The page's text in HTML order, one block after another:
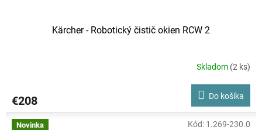
Kärcher - Robotický čistič okien RCW 2
Skladom (2 ks)
€208 Do košíka
Novinka Kód: 1.269-230.0